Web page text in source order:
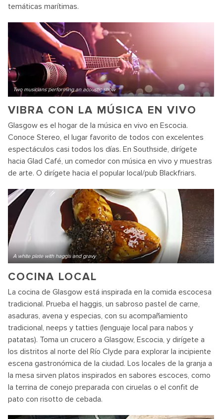
temáticas marítimas.
Two musicians performing an acoustic show
VIBRA CON LA MÚSICA EN VIVO
Glasgow es el hogar de la música en vivo en Escocia.
Conoce Stereo, el lugar favorito de todos con excelentes
espectáculos casi todos los días. En Southside, dirígete
hacia Glad Café, un comedor con música en vivo y muestras
de arte. O dirígete hacia el popular local/pub Blackfriars.
A white plate with haggis and gravy
COCINA LOCAL
La cocina de Glasgow está inspirada en la comida escocesa
tradicional. Prueba el haggis, un sabroso pastel de carne,
asaduras, avena y especias, con su acompañamiento
tradicional, neeps y tatties (lenguaje local para nabos y
patatas). Toma un crucero a Glasgow, Escocia, y dirígete a
los distritos al norte del Río Clyde para explorar la incipiente
escena gastronómica de la ciudad. Los locales de la granja a
la mesa sirven platos inspirados en sabores escoces, como
la terrina de conejo preparada con ciruelas o el confit de
pato con risotto de cebada.